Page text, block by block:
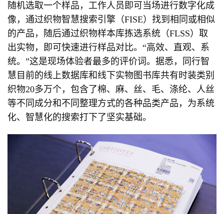
随机选取一个样品，工作人员即可当场进行数字化成
像，通过织物智慧搜索引擎（FISE）找到相同或相似
的产品，随后通过织物样本库拣选系统（FLSS）取
出实物，即可快速进行样品对比。“高效、直观、系
统。”这是现场体验者最多的评价词。据悉，同行智
慧目前的线上数据库和线下实物图书库共有时装类别
织物20多万个，包含了棉、麻、丝、毛、涤纶、人丝
等不同成分和不同整理方式的各种品类产品，为系统
化、智慧化的搜索打下了坚实基础。